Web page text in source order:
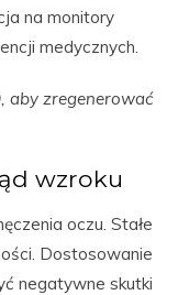
na monitory
medycznych.
aby zregenerować
wzroku
oczu. Stałe
Dostosowanie
negatywne skutki